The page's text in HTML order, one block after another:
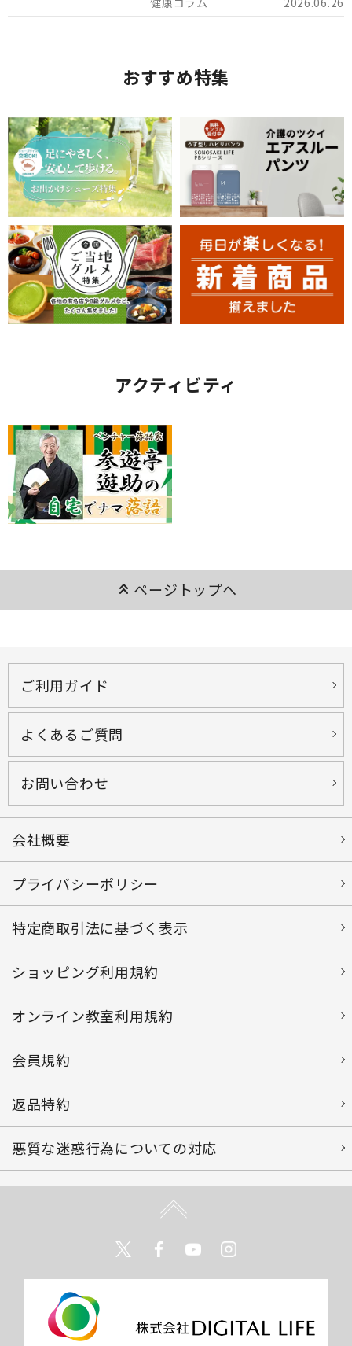
おすすめ特集
アクティビティ
keyboard_double_arrow_up ページトップへ
ご利用ガイド
よくあるご質問
お問い合わせ
会社概要
プライバシーポリシー
特定商取引法に基づく表示
ショッピング利用規約
オンライン教室利用規約
会員規約
返品特約
悪質な迷惑行為についての対応
TwitterFacebookYoutube